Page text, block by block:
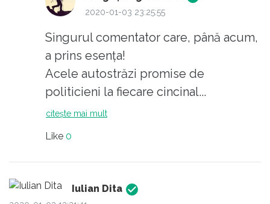
2020-01-03 23:25:55
Singurul comentator care, până acum,
a prins esenţa!
Acele autostrăzi promise de
politicieni la fiecare cincinal...
Aveţi un like şi de la mine!
citește mai mult
Like 0
Iulian Dita